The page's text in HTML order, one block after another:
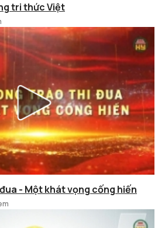
tri thức Việt
- Một khát vọng cống hiến